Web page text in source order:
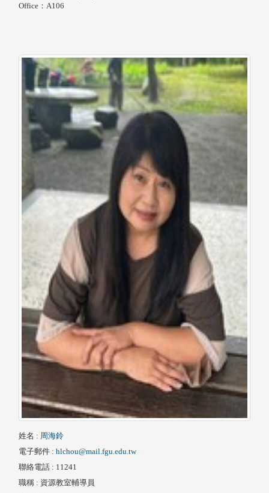
Office：A106
姓名 : 周海鈴
電子郵件 : hlchou@mail.fgu.edu.tw
聯絡電話 : 11241
職稱 : 資源教室輔導員